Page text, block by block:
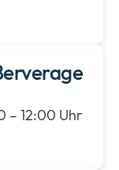
– 12:00 Uhr